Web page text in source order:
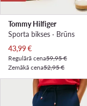
Tommy Hilfiger
Sporta bikses · Brūns
Pašreizējā cena
43,99€
Regulārā cena59,95 €
Zemākā cena52,95 €